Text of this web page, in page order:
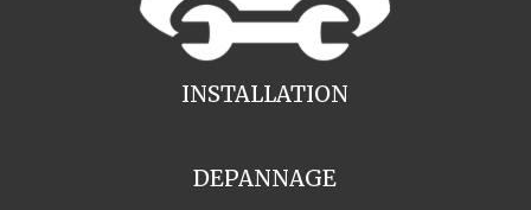
INSTALLATION
DEPANNAGE